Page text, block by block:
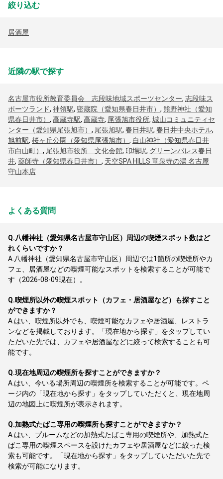
絞り込む
居酒屋
近隣の駅で探す
名古屋市役所教育委員会 志段味地域スポーツセンター, 志段味ス
ポーツランド, 神領駅, 密蔵院（愛知県春日井市） , 熊野神社（愛知
県春日井市） , 高蔵寺駅, 高蔵寺, 尾張旭市役所, 城山コミュニティセ
ンター（愛知県尾張旭市） , 尾張旭駅, 春日井駅, 春日井中央ホテル,
旭前駅, 桜ヶ丘公園（愛知県尾張旭市） , 白山神社（愛知県春日井
市白山町） , 尾張旭市役所 文化会館, 印場駅, グリーンパレス春日
井, 薬師寺（愛知県春日井市） , 天空SPA HILLS 竜泉寺の湯 名古屋
守山本店
よくある質問
Q.八幡神社（愛知県名古屋市守山区）周辺の喫煙スポット数はど
れくらいですか？
A. 八幡神社（愛知県名古屋市守山区）周辺では1箇所の喫煙所やカ
フェ、居酒屋などの喫煙可能なスポットを検索することが可能で
す（2026-08-09現在）。
Q.喫煙所以外の喫煙スポット（カフェ・居酒屋など）も探すこと
ができますか？
A. はい、喫煙所以外でも、喫煙可能なカフェや居酒屋、レストラ
ンなどを掲載しております。「現在地から探す」をタップしてい
ただいた先では、カフェや居酒屋などに絞って検索することも可
能です。
Q.現在地周辺の喫煙所を探すことができますか？
A. はい、今いる場所周辺の喫煙所を検索することが可能です。ペ
ージ内の「現在地から探す」をタップしていただくと、現在地周
辺の地図上に喫煙所が表示されます。
Q.加熱式たばこ専用の喫煙所も探すことができますか？
A. はい、プルームなどの加熱式たばこ専用の喫煙所や、加熱式た
ばこ専用の喫煙スペースを設けたカフェや居酒屋などに絞った検
索も可能です。「現在地から探す」をタップしていただいた先で
検索が可能になります。